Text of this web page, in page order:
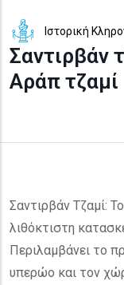
Ιστορική
Σαντιρβάν
Αράπ τζαμί
Σαντιρβάν Τζαμί:
λιθόκτιστη
Περιλαμβάνει το
υπερώο και τον